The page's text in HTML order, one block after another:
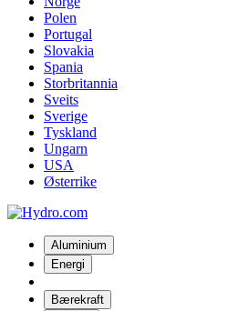
Polen
Portugal
Slovakia
Spania
Storbritannia
Sveits
Sverige
Tyskland
Ungarn
USA
Østerrike
Aluminium
Energi
Bærekraft